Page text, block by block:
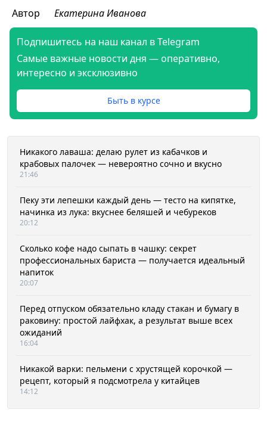
Автор Екатерина Иванова
Подпишитесь на наш канал в Telegram
Самые важные новости дня — оперативно,
интересно и эксклюзивно
Быть в курсе
Никакого лаваша: делаю рулет из кабачков и
крабовых палочек — невероятно сочно и вкусно
21:46
Пеку эти лепешки каждый день — тесто на кипятке,
начинка из лука: вкуснее беляшей и чебуреков
20:12
Сколько кофе надо сыпать в чашку: секрет
профессиональных бариста — получается идеальный
напиток
20:07
Перед отпуском обязательно кладу стакан и бумагу в
раковину: простой лайфхак, а результат выше всех
ожиданий
16:04
Никакой варки: пельмени с хрустящей корочкой —
рецепт, который я подсмотрела у китайцев
14:12